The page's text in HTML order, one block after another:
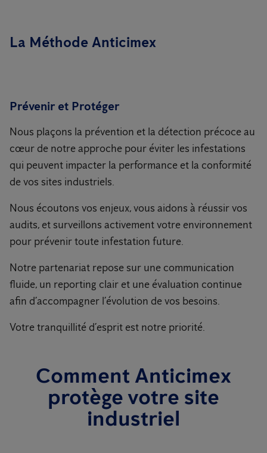
La Méthode Anticimex
Prévenir et Protéger
Nous plaçons la prévention et la détection précoce au
cœur de notre approche pour éviter les infestations
qui peuvent impacter la performance et la conformité
de vos sites industriels.
Nous écoutons vos enjeux, vous aidons à réussir vos
audits, et surveillons activement votre environnement
pour prévenir toute infestation future.
Notre partenariat repose sur une communication
fluide, un reporting clair et une évaluation continue
afin d’accompagner l’évolution de vos besoins.
Votre tranquillité d’esprit est notre priorité.
Comment Anticimex
protège votre site
industriel